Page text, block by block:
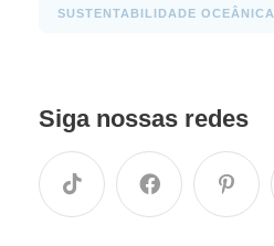
SUSTENTABILIDADE OCEÂNICA
Siga nossas redes